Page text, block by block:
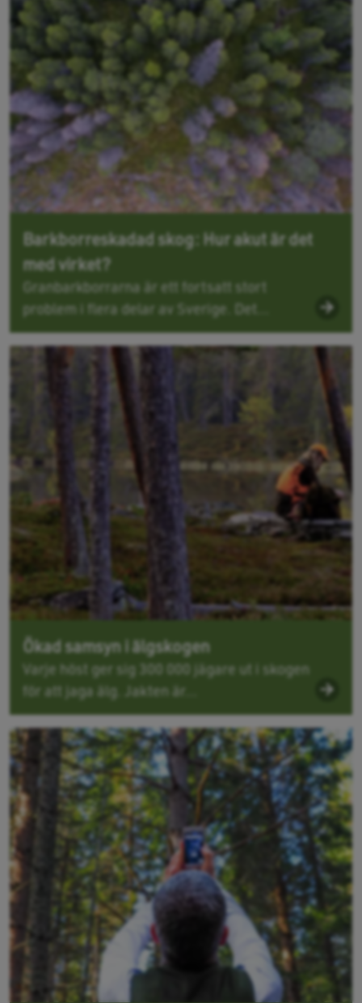
Barkborreskadad skog: Hur akut är det
med virket?
Granbarkborrarna är ett fortsatt stort
problem i flera delar av Sverige. Det...
Ökad samsyn i älgskogen
Varje höst ger sig 300 000 jägare ut i skogen
för att jaga älg. Jakten är...